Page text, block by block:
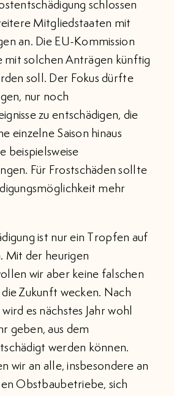
schlossen
Mitgliedstaaten mit
an. Die EU-Kommission
mit solchen Anträgen künftig
soll. Der Fokus dürfte
nur noch
zu entschädigen, die
einzelne Saison hinaus
beispielsweise
Für Frostschäden sollte
mehr
ist nur ein Tropfen auf
Mit der heurigen
wir aber keine falschen
Zukunft wecken. Nach
es nächstes Jahr wohl
geben, aus dem
werden können.
wir an alle, insbesondere an
Obstbaubetriebe, sich